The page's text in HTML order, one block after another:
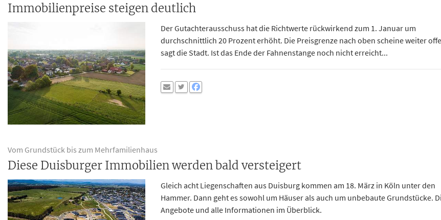
Immobilienpreise steigen deutlich
Der Gutachterausschuss hat die Richtwerte rückwirkend zum 1. Januar um
durchschnittlich 20 Prozent erhöht. Die Preisgrenze nach oben scheine weiter
sagt die Stadt. Ist das Ende der Fahnenstange noch nicht erreicht...
Vom Grundstück bis zum Mehrfamilienhaus
Diese Duisburger Immobilien werden bald versteigert
Gleich acht Liegenschaften aus Duisburg kommen am 18. März in Köln unter den
Hammer. Dann geht es sowohl um Häuser als auch um unbebaute Grundstücke.
Angebote und alle Informationen im Überblick.